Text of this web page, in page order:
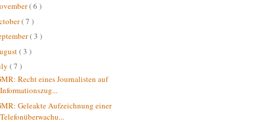
( 6 )
( 7 )
( 3 )
( 3 )
( 7 )
Recht eines Journalisten auf
Informationszug...
Geleakte Aufzeichnung einer
Telefonüberwachu...